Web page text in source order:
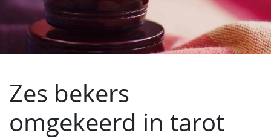
Zes bekers
omgekeerd in tarot